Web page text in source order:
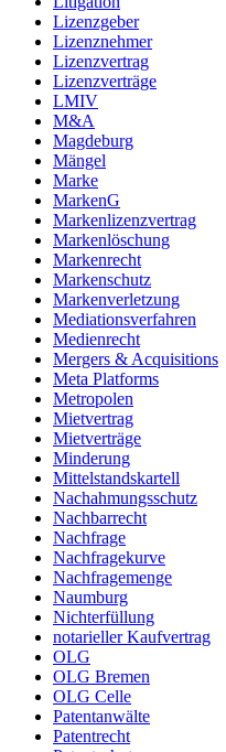
Lizenzgeber
Lizenznehmer
Lizenzvertrag
Lizenzverträge
LMIV
M&A
Magdeburg
Mängel
Marke
MarkenG
Markenlizenzvertrag
Markenlöschung
Markenrecht
Markenschutz
Markenverletzung
Mediationsverfahren
Medienrecht
Mergers & Acquisitions
Meta Platforms
Metropolen
Mietvertrag
Mietverträge
Minderung
Mittelstandskartell
Nachahmungsschutz
Nachbarrecht
Nachfrage
Nachfragekurve
Nachfragemenge
Naumburg
Nichterfüllung
notarieller Kaufvertrag
OLG
OLG Bremen
OLG Celle
Patentanwälte
Patentrecht